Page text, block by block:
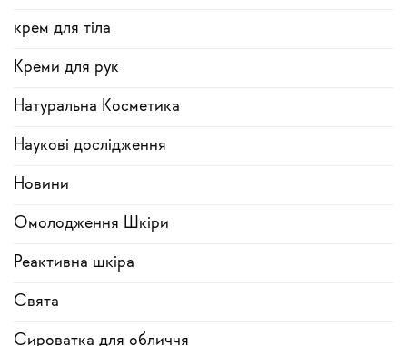
крем для тіла
Креми для рук
Натуральна Косметика
Наукові дослідження
Новини
Омолодження Шкіри
Реактивна шкіра
Свята
Сироватка для обличчя